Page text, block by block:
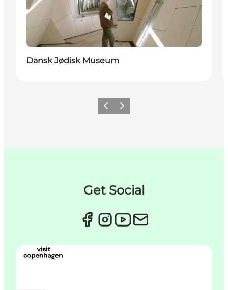
Dansk Jødisk Museum
ForrigeNæste
Get Social